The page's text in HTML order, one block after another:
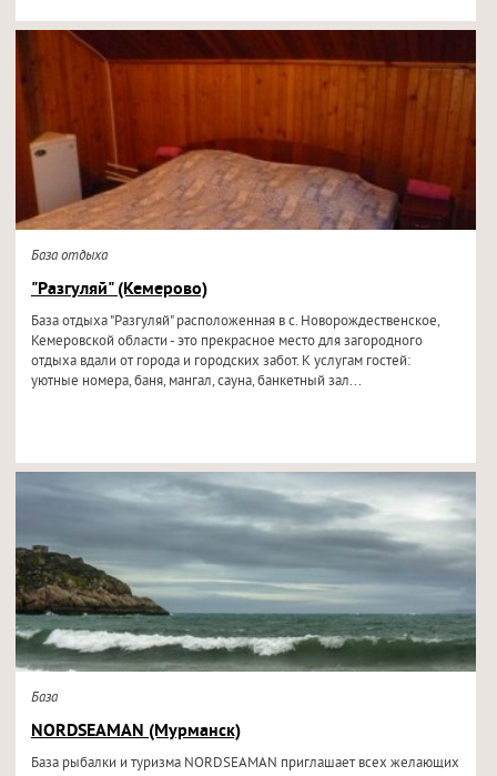
База отдыха
"Разгуляй" (Кемерово)
База отдыха "Разгуляй" расположенная в с. Новорождественское,
Кемеровской области - это прекрасное место для загородного
отдыха вдали от города и городских забот. К услугам гостей:
уютные номера, баня, мангал, сауна, банкетный зал...
База
NORDSEAMAN (Мурманск)
База рыбалки и туризма NORDSEAMAN приглашает всех желающих